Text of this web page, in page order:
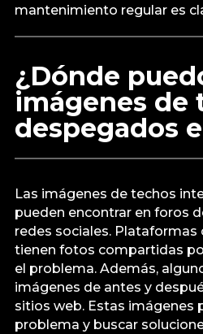
mantenimiento regular es
¿Dónde
imágenes de
despegados
Las imágenes de techos
pueden encontrar en foros
redes sociales.
tienen fotos compartidas
el problema. Además,
imágenes de antes y
sitios web. Estas imágenes
problema y buscar